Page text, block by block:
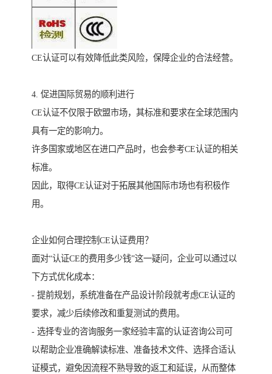
CE认证可以有效降低此类风险，保障企业的合法经营。
4. 促进国际贸易的顺利进行
CE认证不仅限于欧盟市场，其标准和要求在全球范围内
具有一定的影响力。
许多国家或地区在进口产品时，也会参考CE认证的相关
标准。
因此，取得CE认证对于拓展其他国际市场也有积极作
用。
企业如何合理控制CE认证费用？
面对“认证CE的费用多少钱”这一疑问，企业可以通过以
下方式优化成本：
- 提前规划，系统准备在产品设计阶段就考虑CE认证的
要求，减少后续修改和重复测试的费用。
- 选择专业的咨询服务一家经验丰富的认证咨询公司可
以帮助企业准确解读标准、准备技术文件、选择合适认
证模式，避免因流程不熟导致的返工和延误，从而整体